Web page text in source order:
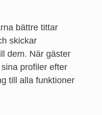
bättre tittar
skickar
dem. När gäster
profiler efter
till alla funktioner